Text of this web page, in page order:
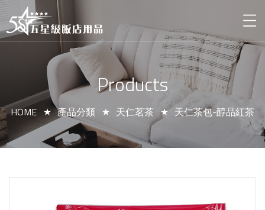
Products
HOME 產品分類 天仁茗茶 天仁茶包-醇品紅茶